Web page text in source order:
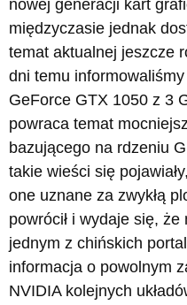
nowej generacji kart
międzyczasie jednak
temat aktualnej jeszcze
dni temu
GeForce GTX 1050 z 3
powraca temat
bazującego na rdzeniu
takie wieści się
one uznane za zwykłą
powrócił i wydaje się,
jednym z chińskich
informacja o powolnym
NVIDIA kolejnych